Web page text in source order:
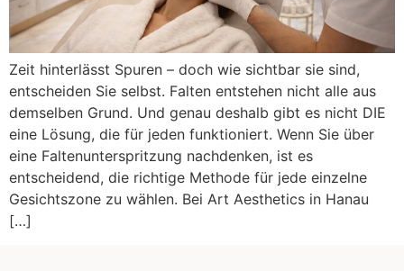
Zeit hinterlässt Spuren – doch wie sichtbar sie sind,
entscheiden Sie selbst. Falten entstehen nicht alle aus
demselben Grund. Und genau deshalb gibt es nicht DIE
eine Lösung, die für jeden funktioniert. Wenn Sie über
eine Faltenunterspritzung nachdenken, ist es
entscheidend, die richtige Methode für jede einzelne
Gesichtszone zu wählen. Bei Art Aesthetics in Hanau
[…]